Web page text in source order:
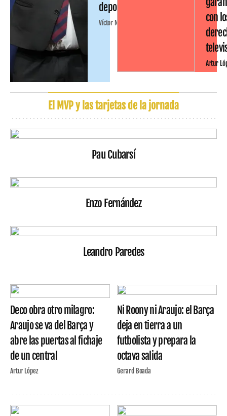
deportiva
Víctor Malo
con
Artur
El MVP y las tarjetas de la jornada
Pau Cubarsí
Enzo Fernández
Leandro Paredes
Deco obra otro milagro:
Araujo se va del Barça y
abre las puertas al fichaje
de un central
Artur López
Ni Roony ni Araujo: el Barça
deja en tierra a un
futbolista y prepara la
octava salida
Gerard Boada